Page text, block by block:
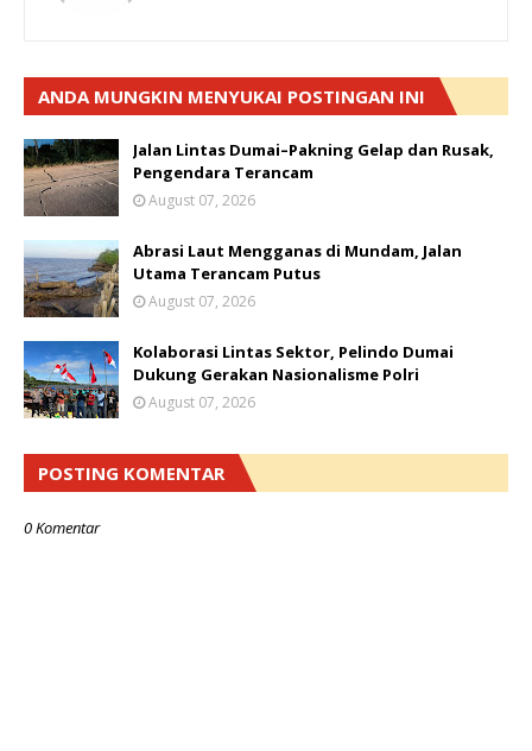
ANDA MUNGKIN MENYUKAI POSTINGAN INI
Jalan Lintas Dumai–Pakning Gelap dan Rusak,
Pengendara Terancam
August 07, 2026
Abrasi Laut Mengganas di Mundam, Jalan
Utama Terancam Putus
August 07, 2026
Kolaborasi Lintas Sektor, Pelindo Dumai
Dukung Gerakan Nasionalisme Polri
August 07, 2026
POSTING KOMENTAR
0 Komentar